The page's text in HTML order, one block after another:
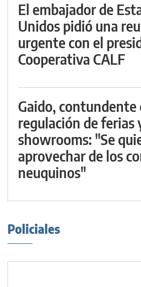
El embajador de
Unidos pidió una
urgente con el
Cooperativa CALF
Gaido, contundente
regulación de ferias
showrooms: "Se
aprovechar de los
neuquinos"
Policiales